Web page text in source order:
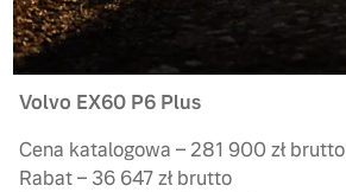
Volvo EX60 P6 Plus
Cena katalogowa – 281 900 zł brutto
Rabat – 36 647 zł brutto